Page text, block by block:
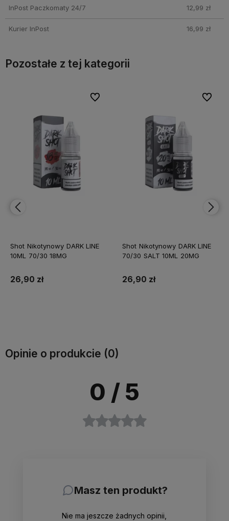
InPost Paczkomaty 24/7 12,99 zł
Kurier InPost 16,99 zł
Pozostałe z tej kategorii
Shot Nikotynowy DARK LINE
10ML 70/30 18MG
26,90 zł
Do ulubionych
Do ulubionych
Shot Nikotynowy DARK LINE
70/30 SALT 10ML 20MG
26,90 zł
Do
Do
Opinie o produkcie (0)
0 / 5
Masz ten produkt?
Nie ma jeszcze żadnych opinii,